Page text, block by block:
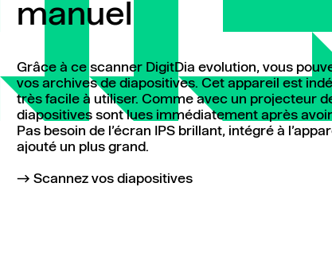
manuel
Grâce à ce scanner DigitDia evolution, vous
vos archives de diapositives. Cet appareil est
très facile à utiliser. Comme avec un projecteur
diapositives sont lues immédiatement après
Pas besoin de l’écran IPS brillant, intégré à
ajouté un plus grand.
Scannez vos diapositives